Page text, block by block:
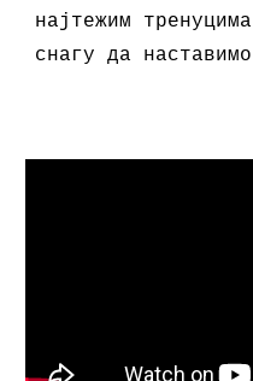
најтежим
снагу да